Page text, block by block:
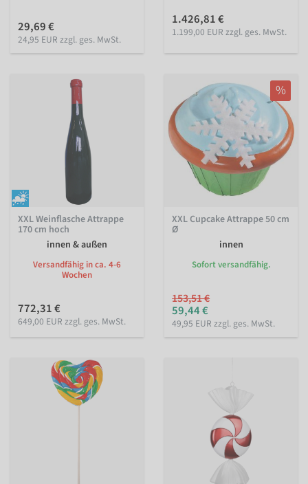
29,69 €
24,95 EUR zzgl. ges. MwSt.
1.426,81 €
1.199,00 EUR zzgl. ges. MwSt.
XXL Weinflasche Attrappe
170 cm hoch
innen & außen
Versandfähig in ca. 4-6
Wochen
772,31 €
649,00 EUR zzgl. ges. MwSt.
%
XXL Cupcake Attrappe 50 cm
Ø
innen
Sofort versandfähig.
153,51 €
59,44 €
49,95 EUR zzgl. ges. MwSt.